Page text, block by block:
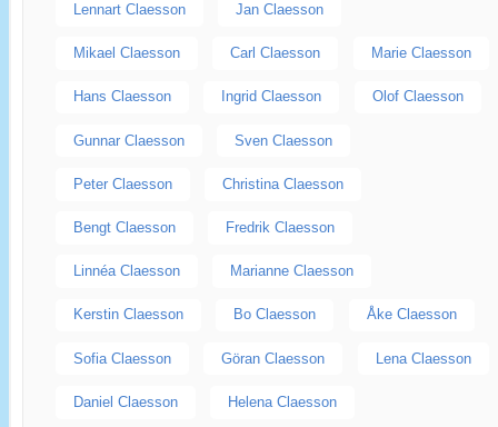
Lennart Claesson Jan Claesson
Mikael Claesson Carl Claesson Marie Claesson
Hans Claesson Ingrid Claesson Olof Claesson
Gunnar Claesson Sven Claesson
Peter Claesson Christina Claesson
Bengt Claesson Fredrik Claesson
Linnéa Claesson Marianne Claesson
Kerstin Claesson Bo Claesson Åke Claesson
Sofia Claesson Göran Claesson Lena Claesson
Daniel Claesson Helena Claesson